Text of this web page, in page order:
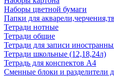
Наборы цветной бумаги
Папки для
Тетради нотные
Тетради общие
Тетради для записи
Тетради школьные (12,18,24л)
Тетрадь для конспектов А4
Сменные блоки и разделители